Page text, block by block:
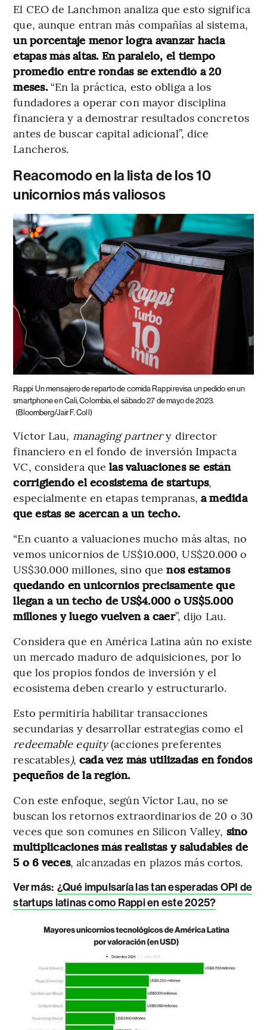
El CEO de Lanchmon analiza que esto significa
que, aunque entran más compañías al sistema,
un porcentaje menor logra avanzar hacia
etapas más altas. En paralelo, el tiempo
promedio entre rondas se extendió a 20
meses.“En la práctica, esto obliga a los
fundadores a operar con mayor disciplina
financiera y a demostrar resultados concretos
antes de buscar capital adicional”, dice
Lancheros.
Reacomodo en la lista de los 10
unicornios más valiosos
Rappi Un mensajero de reparto de comida Rappi revisa un pedido en un
smartphone en Cali, Colombia, el sábado 27 de mayo de 2023.
(Bloomberg/Jair F. Coll)
Víctor Lau, managing partnery director
financiero en el fondo de inversión Impacta
VC, considera quelas valuaciones se están
corrigiendo el ecosistema de startups,
especialmente en etapas tempranas, a medida
que estas se acercan a un techo.
“En cuanto a valuaciones mucho más altas, no
vemos unicornios de US$10.000, US$20.000 o
US$30.000 millones, sino quenos estamos
quedando en unicornios precisamente que
llegan a un techo de US$4.000 o US$5.000
millones y luego vuelven a caer”, dijo Lau.
Considera que en América Latina aún no existe
un mercado maduro de adquisiciones, por lo
que los propios fondos de inversión y el
ecosistema deben crearlo y estructurarlo.
Esto permitiría habilitar transacciones
secundarias y desarrollar estrategias como el
redeemable equity(acciones preferentes
rescatables), cada vez más utilizadas en fondos
pequeños de la región.
Con este enfoque, según Víctor Lau, no se
buscan los retornos extraordinarios de 20 o 30
veces que son comunes en Silicon Valley, sino
multiplicaciones más realistas y saludables de
5 o 6 veces, alcanzadas en plazos más cortos.
Ver más: ¿Qué impulsaría las tan esperadas OPI de
startups latinas como Rappi en este 2025?